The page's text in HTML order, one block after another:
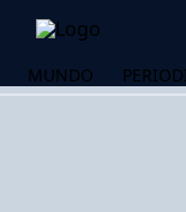
MUNDO